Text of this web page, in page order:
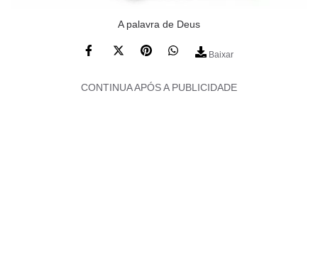
A palavra de Deus
Baixar
CONTINUA APÓS A PUBLICIDADE